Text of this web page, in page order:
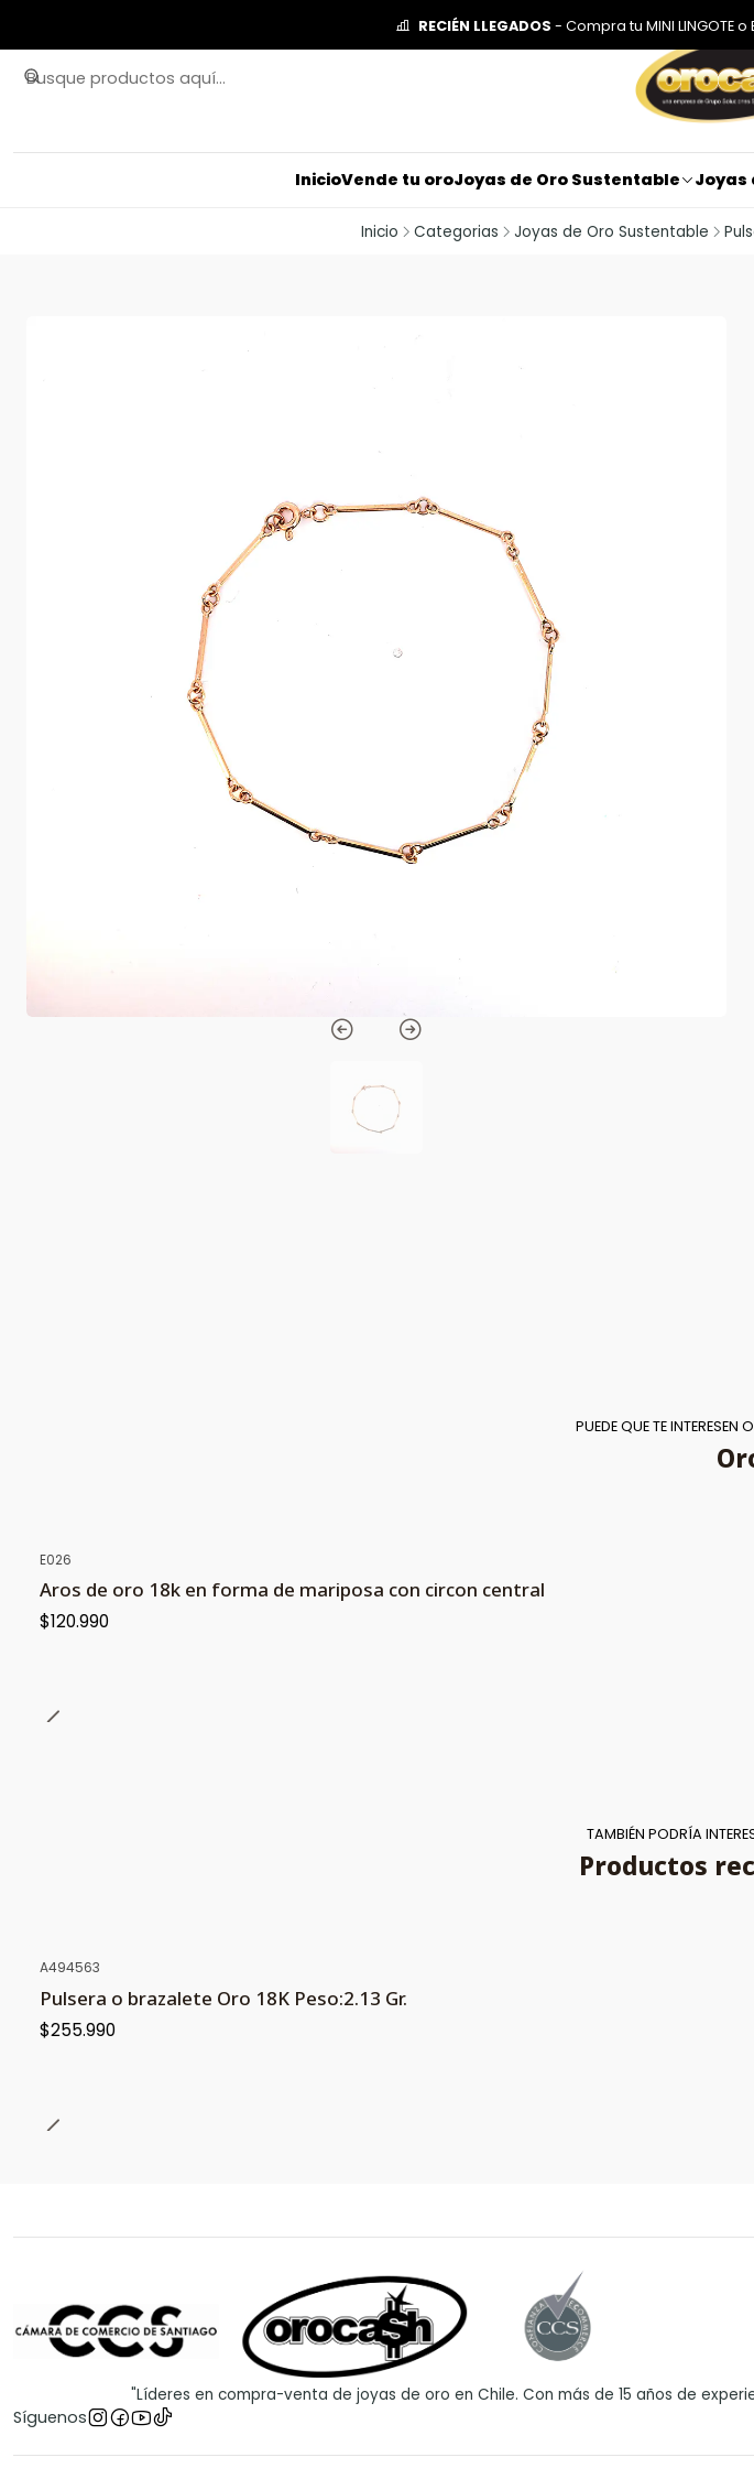
InicioVende tu oroJoyas de Oro Sustentable Joyas
RECIÉN LLEGADOS - Compra tu MINI LINGOTE o
Inicio Categorias Joyas de Oro Sustentable
PUEDE QUE TE
E026
Aros de oro 18k en forma de mariposa con circon central
$120.990
TAMBIÉN PODRÍA
Productos
A494563
Pulsera o brazalete Oro 18K Peso:2.13 Gr.
$255.990
"Líderes en compra-venta de joyas de oro en Chile. Con más de 15 años de
Síguenos